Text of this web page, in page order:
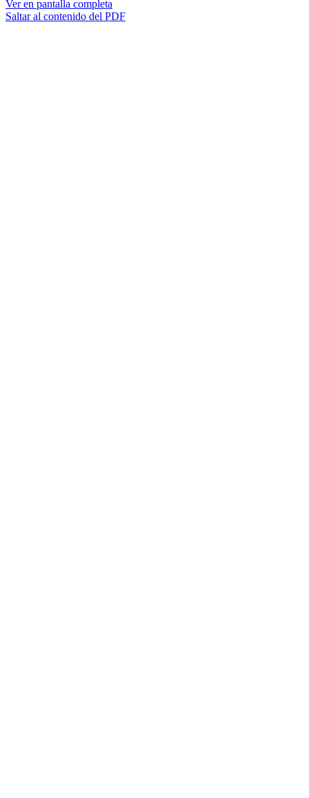
Ver en pantalla completa
Saltar al contenido del PDF